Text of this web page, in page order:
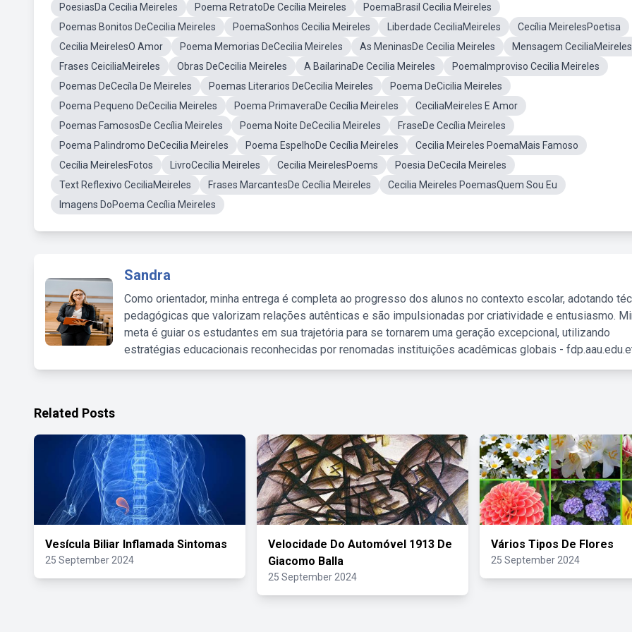
PoesiasDa Cecilia Meireles
Poema RetratoDe Cecília Meireles
PoemaBrasil Cecilia Meireles
Poemas Bonitos DeCecilia Meireles
PoemaSonhos Cecilia Meireles Liberdade CeciliaMeireles
Cecília MeirelesPoetisa
Cecilia MeirelesO Amor
Poema Memorias DeCecilia Meireles As MeninasDe Cecilia Meireles
Mensagem CeciliaMeireles
Frases CeiciliaMeireles
Obras DeCecilia Meireles A BailarinaDe Cecilia Meireles
PoemaImproviso Cecilia Meireles
Poemas DeCecíla De Meireles
Poemas Literarios DeCecilia Meireles
Poema DeCicilia Meireles
Poema Pequeno DeCecilia Meireles
Poema PrimaveraDe Cecília Meireles
CeciliaMeireles E Amor
Poemas FamososDe Cecília Meireles
Poema Noite DeCecilia Meireles
FraseDe Cecília Meireles
Poema Palindromo DeCecilia Meireles
Poema EspelhoDe Cecília Meireles
Cecilia Meireles PoemaMais Famoso
Cecília MeirelesFotos
LivroCecília Meireles Cecilia MeirelesPoems
Poesia DeCecila Meireles
Text Reflexivo CeciliaMeireles
Frases MarcantesDe Cecília Meireles
Cecilia Meireles PoemasQuem Sou Eu
Imagens DoPoema Cecília Meireles
Sandra
Como orientador, minha entrega é completa ao progresso dos alunos no contexto escolar, adotando
pedagógicas que valorizam relações autênticas e são impulsionadas por criatividade e entusiasmo.
meta é guiar os estudantes em sua trajetória para se tornarem uma geração excepcional, utilizando
estratégias educacionais reconhecidas por renomadas instituições acadêmicas globais -
Related Posts
Vesícula Biliar Inflamada Sintomas
25 September 2024
Velocidade Do Automóvel 1913 De
Giacomo Balla
25 September 2024
Vários Tipos De Flores
25 September 2024